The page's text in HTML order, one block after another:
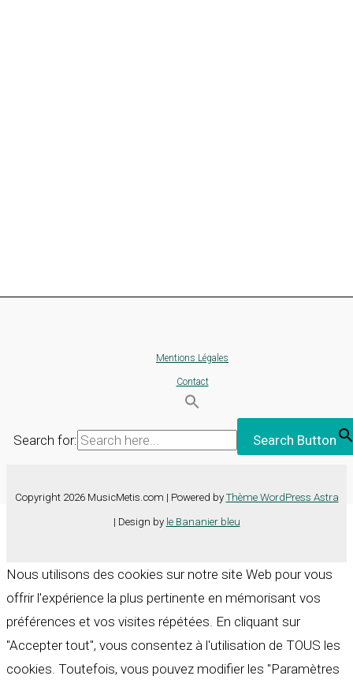
Mentions Légales
Contact
Search for: Search Button
Copyright 2026 MusicMetis.com | Powered by Thème WordPress Astra
| Design by le Bananier bleu
Nous utilisons des cookies sur notre site Web pour vous
offrir l'expérience la plus pertinente en mémorisant vos
préférences et vos visites répétées. En cliquant sur
"Accepter tout", vous consentez à l'utilisation de TOUS les
cookies. Toutefois, vous pouvez modifier les "Paramètres